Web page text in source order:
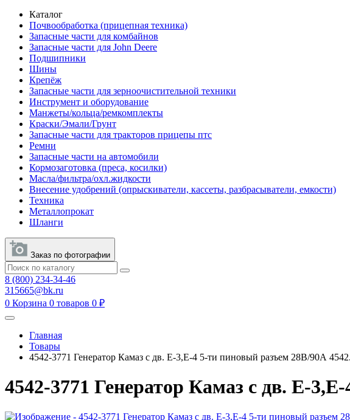
Каталог
Почвообработка (прицепная техника)
Запасные части для комбайнов
Запасные части для John Deere
Подшипники
Шины
Крепёж
Запасные части для зерноочистительной техники
Инструмент и оборудование
Манжеты/кольца/ремкомплекты
Краски/Эмали/Грунт
Запасные части для тракторов прицепы птс
Ремни
Запасные части на автомобили
Кормозаготовка (преса, косилки)
Масла/фильтра/охл.жидкости
Внесение удобрений (опрыскиватели, кассеты, разбрасыватели, емкости)
Техника
Металлопрокат
Шланги
Заказ по фотографии
8 (800) 234-34-46
315665@bk.ru
0 Корзина 0 товаров 0 ₽
Главная
Товары
4542-3771 Генератор Камаз с дв. Е-3,Е-4 5-ти пиновый разъем 28В/90А
4542-3771 Генератор Камаз с дв. Е-